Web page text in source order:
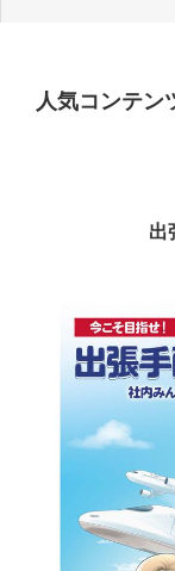
人気コンテン
出